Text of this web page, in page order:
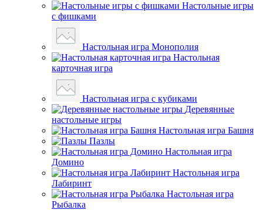
Настольные игры
с фишками
Настольная игра Монополия
Настольная
карточная игра
Настольная игра с кубиками
Деревянные
настольные игры
Настольная игра Башня
Пазлы
Настольная игра
Домино
Настольная игра
Лабиринт
Настольная игра
Рыбалка